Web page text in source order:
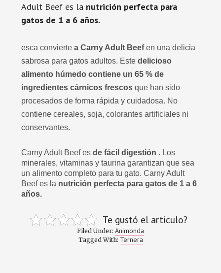
Adult Beef es la nutrición perfecta para
gatos de 1 a 6 años.
esca convierte a Carny Adult Beefen una delicia
sabrosa para gatos adultos. Este delicioso
alimento húmedo contiene un 65 % de
ingredientes cárnicos frescosque han sido
procesados ​​de forma rápida y cuidadosa. No
contiene cereales, soja, colorantes artificiales ni
conservantes.
Carny Adult Beef es de fácil digestión . Los
minerales, vitaminas y taurina garantizan que sea
un alimento completo para tu gato. Carny Adult
Beef es la nutrición perfecta para gatos de 1 a 6
años.
Te gustó el articulo?
Filed Under: Animonda
Tagged With: Ternera